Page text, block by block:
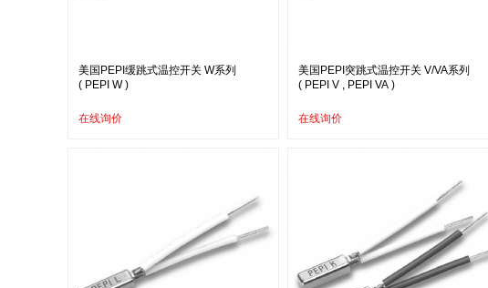
美国PEPI缓跳式温控开关 W系列
( PEPI W )
在线询价
美国PEPI突跳式温控开关 V/VA系列
( PEPI V , PEPI VA )
在线询价